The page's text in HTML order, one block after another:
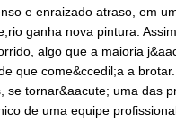
e enraizado atraso, em
ganha nova pintura.
algo que a maioria
que come&ccedil;a a
se tornar&aacute; uma das
de uma equipe